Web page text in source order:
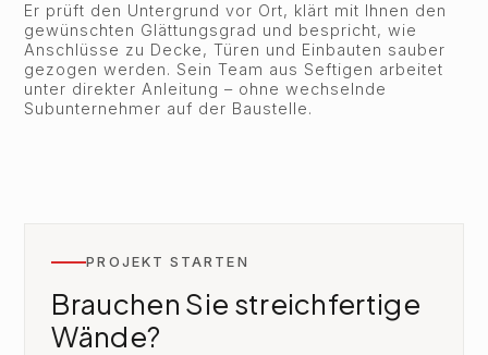
Er prüft den Untergrund vor Ort, klärt mit Ihnen den
gewünschten Glättungsgrad und bespricht, wie
Anschlüsse zu Decke, Türen und Einbauten sauber
gezogen werden. Sein Team aus Seftigen arbeitet
unter direkter Anleitung – ohne wechselnde
Subunternehmer auf der Baustelle.
PROJEKT STARTEN
Brauchen Sie streichfertige
Wände?